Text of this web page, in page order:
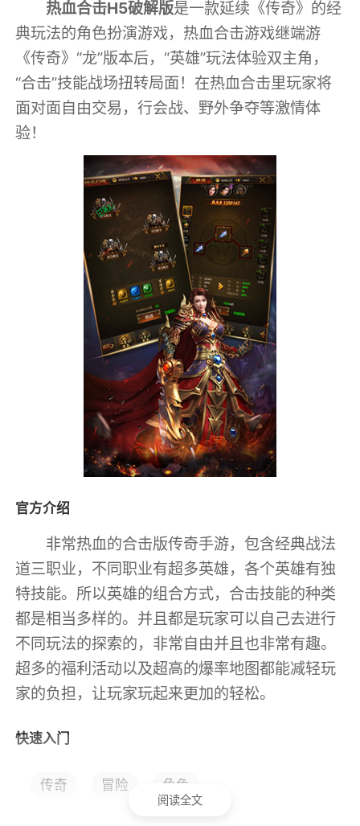
热血合击H5破解版是一款延续《传奇》的经
典玩法的角色扮演游戏，热血合击游戏继端游
《传奇》“龙”版本后，“英雄”玩法体验双主角，
“合击”技能战场扭转局面！在热血合击里玩家将
面对面自由交易，行会战、野外争夺等激情体
验！
官方介绍
非常热血的合击版传奇手游，包含经典战法
道三职业，不同职业有超多英雄，各个英雄有独
特技能。所以英雄的组合方式，合击技能的种类
都是相当多样的。并且都是玩家可以自己去进行
不同玩法的探索的，非常自由并且也非常有趣。
超多的福利活动以及超高的爆率地图都能减轻玩
家的负担，让玩家玩起来更加的轻松。
快速入门
从一级开始你可以完全自动的让他去升级，
到了20级还能免费领到一些奖励。
传奇 冒险 角色
阅读全文